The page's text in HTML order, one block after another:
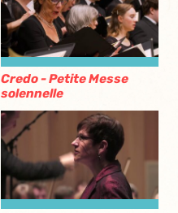
Credo - Petite Messe
solennelle